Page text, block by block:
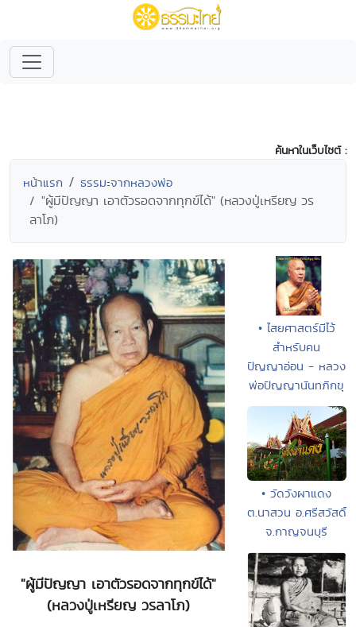
ค้นหาในเว็บไซต์ :
หน้าแรก ธรรมะจากหลวงพ่อ
"ผู้มีปัญญา เอาตัวรอดจากทุกข์ได้" (หลวงปู่เหรียญ วร
ลาโภ)
"ผู้มีปัญญา เอาตัวรอดจากทุกข์ได้"
(หลวงปู่เหรียญ วรลาโภ)
• ไสยศาสตร์มีไว้
สำหรับคน
ปัญญาอ่อน - หลวง
พ่อปัญญานันทภิกขุ
• วัดวังผาแดง
ต.นาสวน อ.ศรีสวัสดิ์
จ.กาญจนบุรี